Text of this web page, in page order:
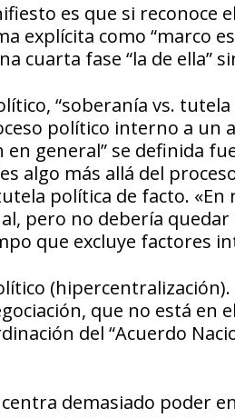
es que si reconoce
explícita como “marco
cuarta fase “la de ella”
“soberanía vs.
político interno a un
general” se definida
algo más allá del
política de facto.
pero no debería
que excluye factores
que no está en
del “Acuerdo
demasiado poder